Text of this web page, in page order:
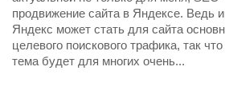
продвижение сайта в Яндексе. Ведь
Яндекс может стать для сайта
целевого поискового трафика, так
тема будет для многих очень...